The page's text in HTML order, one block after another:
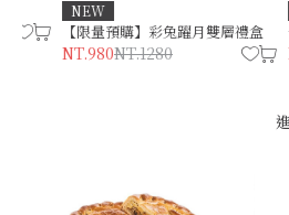
【限量預購】彩兔躍月雙層禮盒
NEW
NT.980NT.1280
一